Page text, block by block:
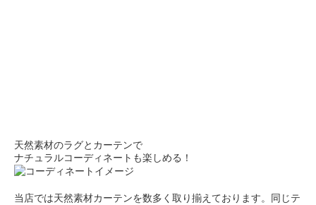
天然素材のラグとカーテンで
ナチュラルコーディネートも楽しめる！
当店では天然素材カーテンを数多く取り揃えております。同じテ